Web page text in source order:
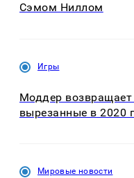
Сэмом Ниллом
Игры
Моддер возвращает
вырезанные в 2020
Мировые новости